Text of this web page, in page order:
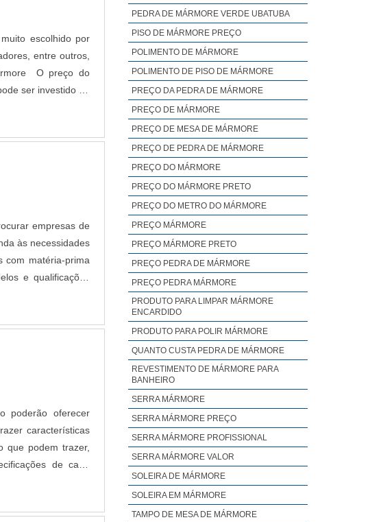
escolhido por
entre outros,
O preço do
ser investido na
soleiras, pisos,
empresas de
às necessidades
com matéria-prima
e qualificações
e modelos de
poderão oferecer
características
que podem trazer,
de cada
o baixo preço;
PEDRA DE MÁRMORE VERDE UBATUBA
PISO DE MÁRMORE PREÇO
POLIMENTO DE MÁRMORE
POLIMENTO DE PISO DE MÁRMORE
PREÇO DA PEDRA DE MÁRMORE
PREÇO DE MÁRMORE
PREÇO DE MESA DE MÁRMORE
PREÇO DE PEDRA DE MÁRMORE
PREÇO DO MÁRMORE
PREÇO DO MÁRMORE PRETO
PREÇO DO METRO DO MÁRMORE
PREÇO MÁRMORE
PREÇO MÁRMORE PRETO
PREÇO PEDRA DE MÁRMORE
PREÇO PEDRA MÁRMORE
PRODUTO PARA LIMPAR MÁRMORE
ENCARDIDO
PRODUTO PARA POLIR MÁRMORE
QUANTO CUSTA PEDRA DE MÁRMORE
REVESTIMENTO DE MÁRMORE PARA
BANHEIRO
SERRA MÁRMORE
SERRA MÁRMORE PREÇO
SERRA MÁRMORE PROFISSIONAL
SERRA MÁRMORE VALOR
SOLEIRA DE MÁRMORE
SOLEIRA EM MÁRMORE
TAMPO DE MESA DE MÁRMORE